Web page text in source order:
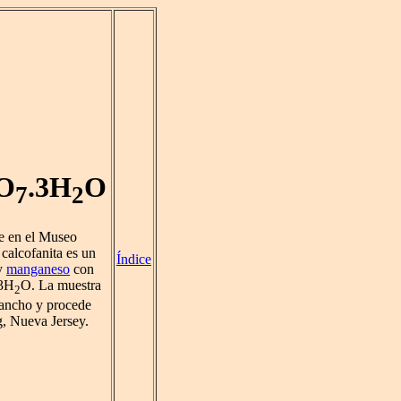
7.3H2O
en el Museo
es un
manganeso con
2O. La muestra
y procede
Nueva Jersey.
Índice